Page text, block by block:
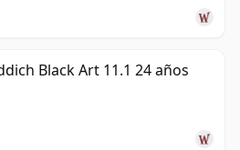
Black Art 11.1 24 años